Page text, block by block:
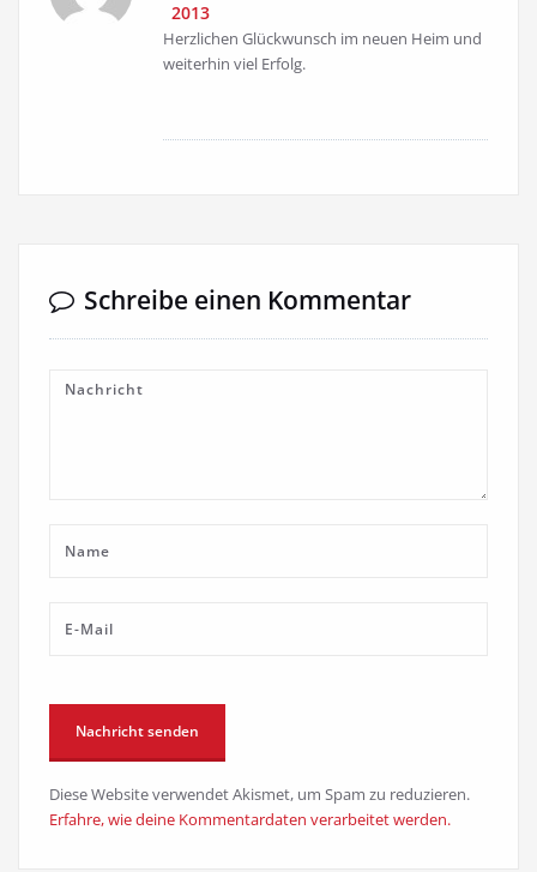
2013
Herzlichen Glückwunsch im neuen Heim und
weiterhin viel Erfolg.
Schreibe einen Kommentar
Diese Website verwendet Akismet, um Spam zu reduzieren.
Erfahre, wie deine Kommentardaten verarbeitet werden.